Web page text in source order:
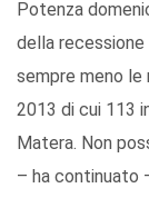
Potenza
della recessione
sempre meno le
2013 di cui 113
Matera. Non
– ha continuato